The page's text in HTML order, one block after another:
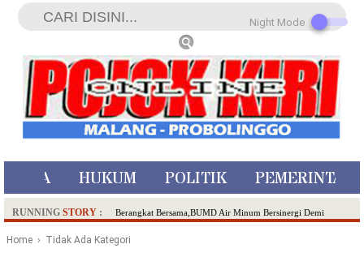
HUKUM POLITIK
RUNNING STORY : Berangkat Bersama,BUMD Air Minum Bersinergi Demi
Home › Tidak Ada Kategori
Night Mode